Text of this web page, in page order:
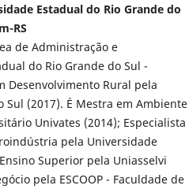
Estadual do Rio Grande do
RS
de Administração e
do Rio Grande do Sul -
Desenvolvimento Rural pela
Sul (2017). É Mestra em Ambiente
Univates (2014); Especialista
pela Universidade
Superior pela Uniasselvi
pela ESCOOP - Faculdade de